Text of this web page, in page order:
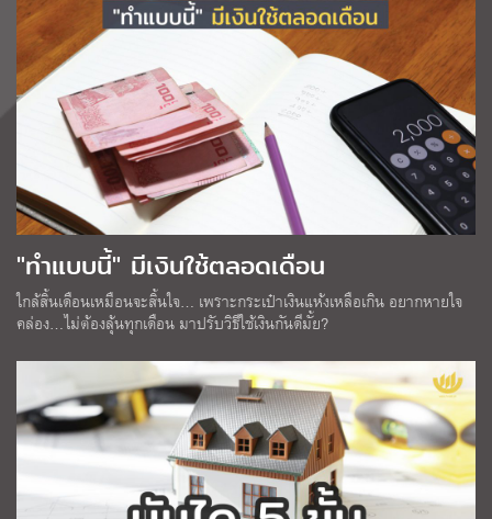
"ทำแบบนี้" มีเงินใช้ตลอดเดือน
ใกล้สิ้นเดือนเหมือนจะสิ้นใจ… เพราะกระเป๋าเงินแห้งเหลือเกิน อยากหายใจ
คล่อง…ไม่ต้องลุ้นทุกเดือน มาปรับวิธีใช้เงินกันดีมั้ย?